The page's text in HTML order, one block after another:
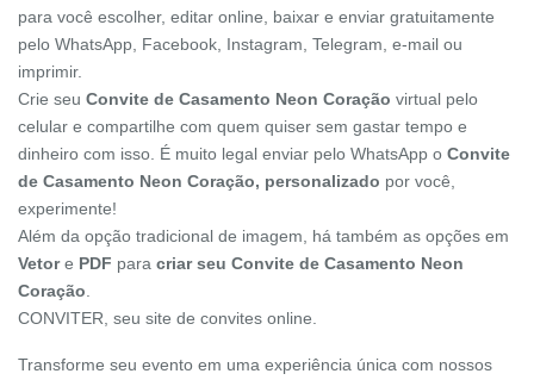
para você escolher, editar online, baixar e enviar gratuitamente
pelo WhatsApp, Facebook, Instagram, Telegram, e-mail ou
imprimir.
Crie seu Convite de Casamento Neon Coração virtual pelo
celular e compartilhe com quem quiser sem gastar tempo e
dinheiro com isso. É muito legal enviar pelo WhatsApp o Convite
de Casamento Neon Coração, personalizado por você,
experimente!
Além da opção tradicional de imagem, há também as opções em
Vetore PDF para criar seu Convite de Casamento Neon
Coração
CONVITER, seu site de convites online.
Transforme seu evento em uma experiência única com nossos